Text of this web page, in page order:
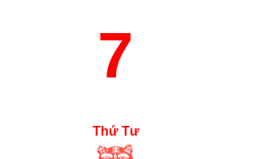
7
Thứ Tư